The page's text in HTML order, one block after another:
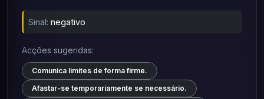
Sinal: negativo
Acções sugeridas:
Comunica limites de forma firme.
Afastar-se temporariamente se necessário.